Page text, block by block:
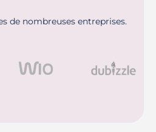
de nombreuses entreprises.